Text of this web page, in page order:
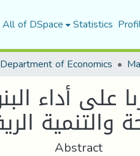
All of DSpace Statistics
Department of Economics
Abstract